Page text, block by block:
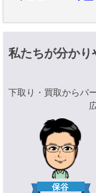
私たちが分かり
下取り・買取からパ
保谷